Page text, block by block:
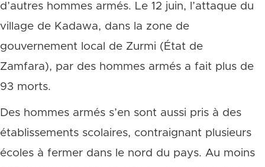
d’autres hommes armés. Le 12 juin, l’attaque du
village de Kadawa, dans la zone de
gouvernement local de Zurmi (État de
Zamfara), par des hommes armés a fait plus de
93 morts.
Des hommes armés s’en sont aussi pris à des
établissements scolaires, contraignant plusieurs
écoles à fermer dans le nord du pays. Au moins